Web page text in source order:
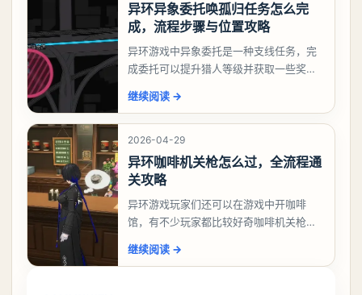
异环异象委托唤孤归任务怎么完
成，流程步骤与位置攻略
异环游戏中异象委托是一种支线任务，完
成委托可以提升猎人等级并获取一些奖
么做，今天游戏熊就来告诉大家。异环异
象委托唤孤归任务攻
继续阅读 →
2026-04-29
异环咖啡机关枪怎么过，全流程通
关攻略
异环游戏玩家们还可以在游戏中开咖啡
馆，有不少玩家都比较好奇咖啡机关枪应
机关枪攻略。异环咖啡机关枪怎么过一、
继续阅读 →